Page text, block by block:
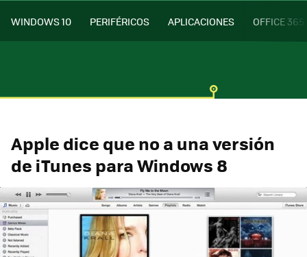
WINDOWS 10 PERIFÉRICOS APLICACIONES OFFICE 365
Apple dice que no a una versión
de iTunes para Windows 8